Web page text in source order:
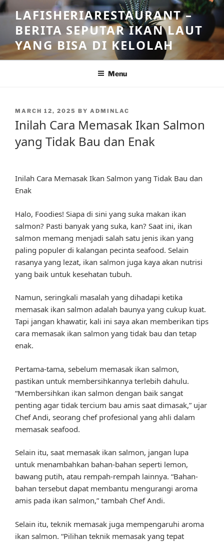
Skip
to
content
LAFISHERIARESTAURANT –
BERITA SEPUTAR IKAN LAUT
YANG BISA DI KELOLAH
Menu
POSTED
MARCH 12, 2025 BY ADMINLAC
Inilah Cara Memasak Ikan Salmon
yang Tidak Bau dan Enak
Inilah Cara Memasak Ikan Salmon yang Tidak Bau dan
Enak
Halo, Foodies! Siapa di sini yang suka makan ikan
salmon? Pasti banyak yang suka, kan? Saat ini, ikan
salmon memang menjadi salah satu jenis ikan yang
paling populer di kalangan pecinta seafood. Selain
rasanya yang lezat, ikan salmon juga kaya akan nutrisi
yang baik untuk kesehatan tubuh.
Namun, seringkali masalah yang dihadapi ketika
memasak ikan salmon adalah baunya yang cukup kuat.
Tapi jangan khawatir, kali ini saya akan memberikan tips
cara memasak ikan salmon yang tidak bau dan tetap
enak.
Pertama-tama, sebelum memasak ikan salmon,
pastikan untuk membersihkannya terlebih dahulu.
“Membersihkan ikan salmon dengan baik sangat
penting agar tidak tercium bau amis saat dimasak,” ujar
Chef Andi, seorang chef profesional yang ahli dalam
memasak seafood.
Selain itu, saat memasak ikan salmon, jangan lupa
untuk menambahkan bahan-bahan seperti lemon,
bawang putih, atau rempah-rempah lainnya. “Bahan-
bahan tersebut dapat membantu mengurangi aroma
amis pada ikan salmon,” tambah Chef Andi.
Selain itu, teknik memasak juga mempengaruhi aroma
ikan salmon. “Pilihan teknik memasak yang tepat